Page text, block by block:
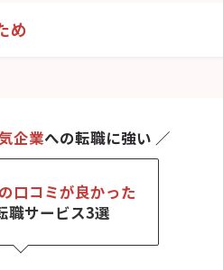
め
企業への転職に強い ／
口コミが良かった
職サービス3選